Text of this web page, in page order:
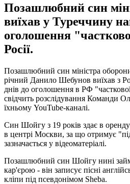
Позашлюбний син
виїхав у Туреччину
оголошення
Росії.
Позашлюбний син міністра
річний Данило Шебунов виїхав з
днів до оголошення в РФ
свідчить розслідування Команди
їхньому YouTube-каналі.
Син Шойгу з 19 років здає в
в центрі Москви, за що отримує
зазначається у відеоматеріалі.
Позашлюбний син Шойгу нині
кар'єрою - він записує пісні
кліпи під псевдонімом Sheba.